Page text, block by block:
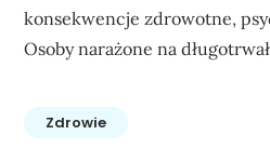
konsekwencje zdrowotne,
Osoby narażone na
Zdrowie